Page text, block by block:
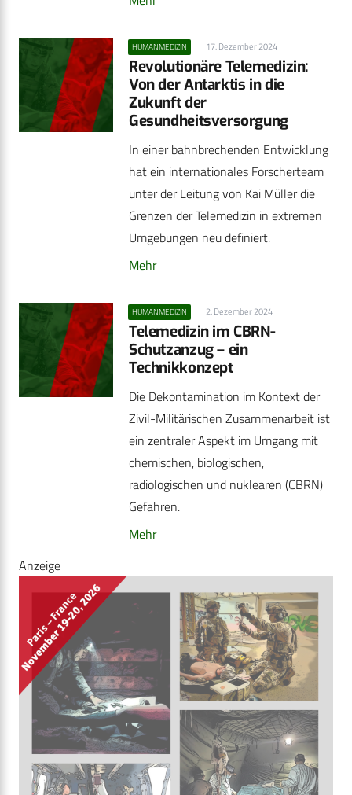
HUMANMEDIZIN 17. Dezember 2024
Revolutionäre Telemedizin:
Von der Antarktis in die
Zukunft der
Gesundheitsversorgung
In einer bahnbrechenden Entwicklung
hat ein internationales Forscherteam
unter der Leitung von Kai Müller die
Grenzen der Telemedizin in extremen
Umgebungen neu definiert.
Mehr
HUMANMEDIZIN 2. Dezember 2024
Telemedizin im CBRN-
Schutzanzug – ein
Technikkonzept
Die Dekontamination im Kontext der
Zivil-Militärischen Zusammenarbeit ist
ein zentraler Aspekt im Umgang mit
chemischen, biologischen,
radiologischen und nuklearen (CBRN)
Gefahren.
Mehr
Anzeige